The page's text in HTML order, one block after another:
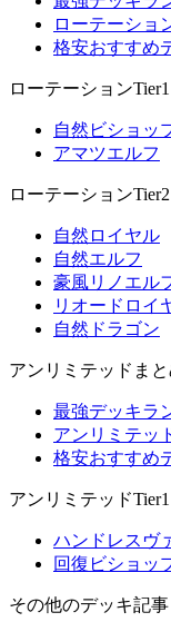
ローテーショ
格安おすすめ
ローテーションTier1
自然ビショッ
アマツエルフ
ローテーションTier2
自然ロイヤル
自然エルフ
豪風リノエル
リオードロイ
自然ドラゴン
アンリミテッドまと
最強デッキラ
アンリミテッ
格安おすすめ
アンリミテッドTier1
ハンドレスヴ
回復ビショッ
その他のデッキ記事